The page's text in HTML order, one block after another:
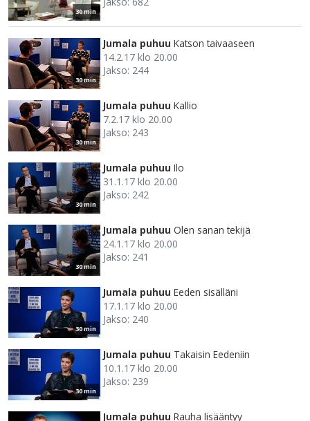
30 min
30 min
Jumala puhuu Katson taivaaseen
14.2.17 klo 20.00
Jakso: 244
30 min
Jumala puhuu Kallio
7.2.17 klo 20.00
Jakso: 243
30 min
Jumala puhuu Ilo
31.1.17 klo 20.00
Jakso: 242
30 min
Jumala puhuu Olen sanan tekijä
24.1.17 klo 20.00
Jakso: 241
30 min
Jumala puhuu Eeden sisälläni
17.1.17 klo 20.00
Jakso: 240
30 min
Jumala puhuu Takaisin Eedeniin
10.1.17 klo 20.00
Jakso: 239
Jumala puhuu Rauha lisääntyy